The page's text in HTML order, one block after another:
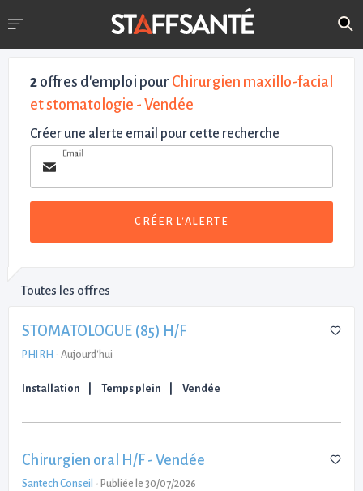
2 offres d'emploi pour Chirurgien maxillo-facial
et stomatologie - Vendée
Créer une alerte email pour cette recherche
Email
CRÉER L'ALERTE
Toutes les offres
STOMATOLOGUE (85) H/F
PHI RH - Aujourd'hui
Installation Temps plein Vendée
Chirurgien oral H/F - Vendée
Santech Conseil - Publiée le 30/07/2026